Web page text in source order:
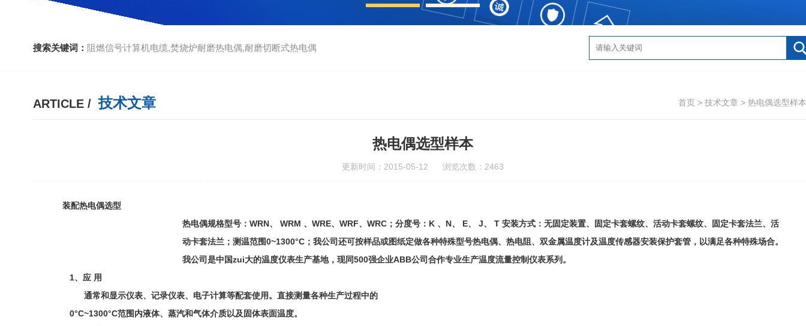
搜索关键词： 阻燃信号计算机电缆,焚烧炉耐磨热电偶,耐磨切断式热电偶
ARTICLE / 技术文章 首页 > 技术文章 > 热电偶选型样本
热电偶选型样本
更新时间：2015-05-12 浏览次数：2463
装配热电偶选型
热电偶规格型号：WRN、 WRM 、WRE、WRF、WRC；分度号：K 、N、 E、 J、 T 安装方式：无固定装置、固定卡套螺纹、活动卡套螺纹、固定卡套法兰、活
动卡套法兰；测温范围0~1300°C；我公司还可按样品或图纸定做各种特殊型号热电偶、热电阻、双金属温度计及温度传感器安装保护套管，以满足各种特殊场合。
我公司是中国zui大的温度仪表生产基地，现同500强企业ABB公司合作专业生产温度流量控制仪表系列。
1、应 用
通常和显示仪表、记录仪表、电子计算等配套使用。直接测量各种生产过程中的
0°C~1300°C范围内液体、蒸汽和气体介质以及固体表面温度。